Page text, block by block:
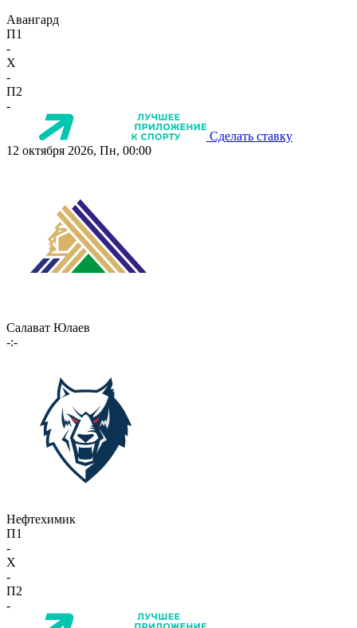
Авангард
П1
-
X
-
П2
-
Сделать ставку
12 октября 2026, Пн, 00:00
Салават Юлаев
-:-
Нефтехимик
П1
-
X
-
П2
-